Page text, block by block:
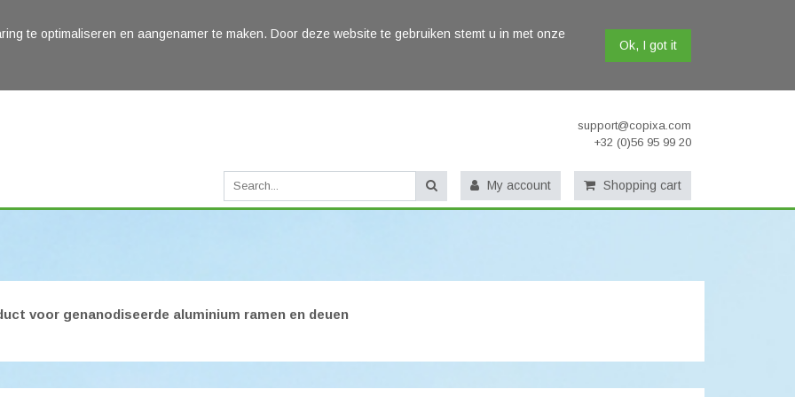
te optimaliseren en aangenamer te maken. Door deze website te gebruiken stemt u in met onze
Ok, I got it
support@copixa.com
+32 (0)56 95 99 20
My account Shopping cart
voor genanodiseerde aluminium ramen en deuen